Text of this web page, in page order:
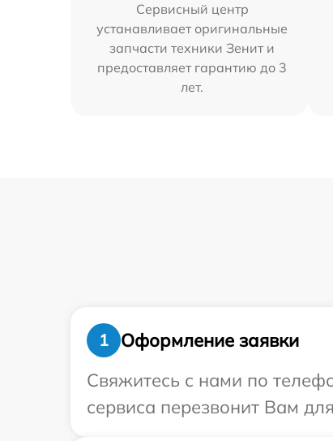
Сервисный центр
устанавливает оригинальные
запчасти техники Зенит и
предоставляет гарантию до 3
лет.
1
Оформление заявки
Свяжитесь с нами по
сервиса перезвонит Вам